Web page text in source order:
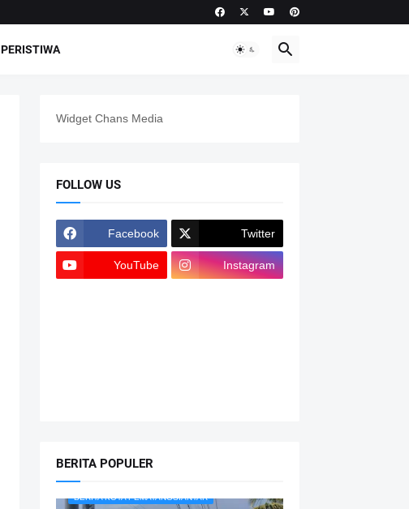
PERISTIWA
Widget Chans Media
FOLLOW US
Facebook Twitter
YouTube Instagram
BERITA POPULER
BERITA KOTA PEMATANGSIANTAR